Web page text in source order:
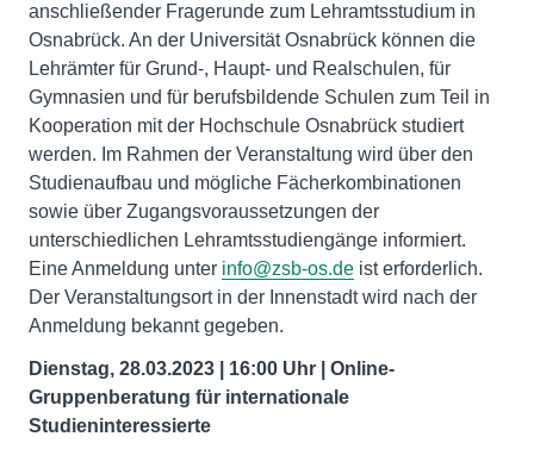
anschließender Fragerunde zum Lehramtsstudium in
Osnabrück. An der Universität Osnabrück können die
Lehrämter für Grund-, Haupt- und Realschulen, für
Gymnasien und für berufsbildende Schulen zum Teil in
Kooperation mit der Hochschule Osnabrück studiert
werden. Im Rahmen der Veranstaltung wird über den
Studienaufbau und mögliche Fächerkombinationen
sowie über Zugangsvoraussetzungen der
unterschiedlichen Lehramtsstudiengänge informiert.
Eine Anmeldung unter info@zsb-os.de ist erforderlich.
Der Veranstaltungsort in der Innenstadt wird nach der
Anmeldung bekannt gegeben.
Dienstag, 28.03.2023 | 16:00 Uhr | Online-
Gruppenberatung für internationale
Studieninteressierte